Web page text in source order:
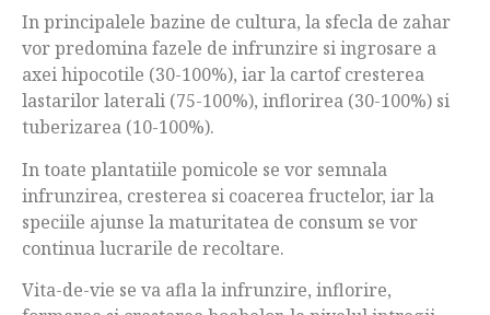
In principalele bazine de cultura, la sfecla de zahar
vor predomina fazele de infrunzire si ingrosare a
axei hipocotile (30-100%), iar la cartof cresterea
lastarilor laterali (75-100%), inflorirea (30-100%) si
tuberizarea (10-100%).
In toate plantatiile pomicole se vor semnala
infrunzirea, cresterea si coacerea fructelor, iar la
speciile ajunse la maturitatea de consum se vor
continua lucrarile de recoltare.
Vita-de-vie se va afla la infrunzire, inflorire,